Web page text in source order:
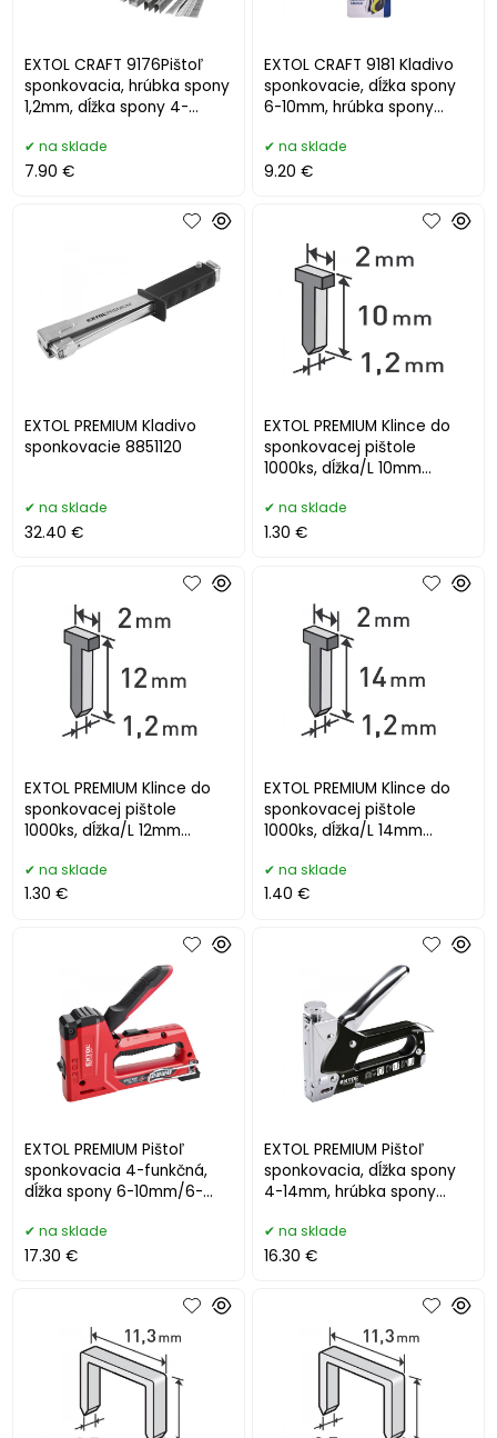
EXTOL CRAFT 9176Pištoľ
sponkovacia, hrúbka spony
1,2mm, dĺžka spony 4-
na sklade
7.90 €
EXTOL CRAFT 9181 Kladivo
sponkovacie, dĺžka spony
6-10mm, hrúbka spony
na sklade
9.20 €
EXTOL PREMIUM Kladivo
sponkovacie 8851120
na sklade
32.40 €
EXTOL PREMIUM Klince do
sponkovacej pištole
1000ks, dĺžka/L 10mm
na sklade
1.30 €
EXTOL PREMIUM Klince do
sponkovacej pištole
1000ks, dĺžka/L 12mm
na sklade
1.30 €
EXTOL PREMIUM Klince do
sponkovacej pištole
1000ks, dĺžka/L 14mm
na sklade
1.40 €
EXTOL PREMIUM Pištoľ
sponkovacia 4-funkčná,
dĺžka spony 6-10mm/6-
na sklade
17.30 €
EXTOL PREMIUM Pištoľ
sponkovacia, dĺžka spony
4-14mm, hrúbka spony
na sklade
16.30 €